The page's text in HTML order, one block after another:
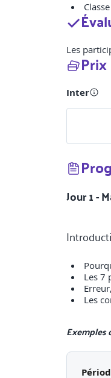
Les
Prix
Inter
Jour 1 -
Les 7
Les